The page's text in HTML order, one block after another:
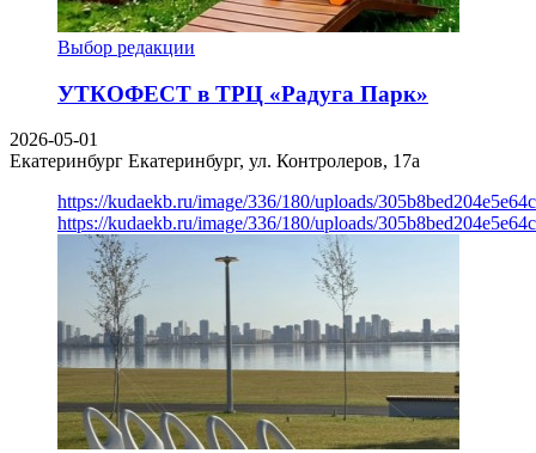
Выбор редакции
УТКОФЕСТ в ТРЦ «Радуга Парк»
2026-05-01
Екатеринбург Екатеринбург, ул. Контролеров, 17а
https://kudaekb.ru/image/336/180/uploads/
https://kudaekb.ru/image/336/180/uploads/